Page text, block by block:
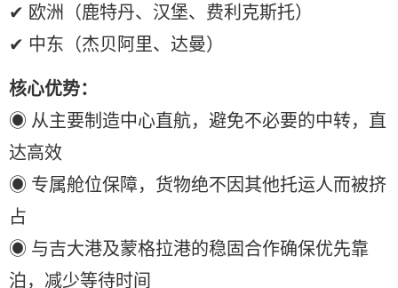
✔ 欧洲（鹿特丹、汉堡、费利克斯托）
✔ 中东（杰贝阿里、达曼）
核心优势：
◉ 从主要制造中心直航，避免不必要的中转，直
达高效
◉ 专属舱位保障，货物绝不因其他托运人而被挤
占
◉ 与吉大港及蒙格拉港的稳固合作确保优先靠
泊，减少等待时间